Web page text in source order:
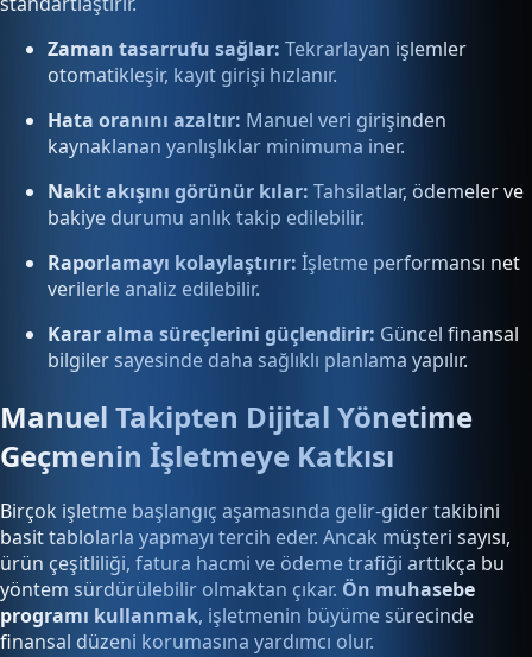
Zaman tasarrufu sağlar: Tekrarlayan işlemler
otomatikleşir, kayıt girişi hızlanır.
Hata oranını azaltır: Manuel veri girişinden
kaynaklanan yanlışlıklar minimuma iner.
Nakit akışını görünür kılar: Tahsilatlar, ödemeler ve
bakiye durumu anlık takip edilebilir.
Raporlamayı kolaylaştırır: İşletme performansı net
verilerle analiz edilebilir.
Karar alma süreçlerini güçlendirir: Güncel finansal
bilgiler sayesinde daha sağlıklı planlama yapılır.
Manuel Takipten Dijital Yönetime
Geçmenin İşletmeye Katkısı
Birçok işletme başlangıç aşamasında gelir-gider takibini
basit tablolarla yapmayı tercih eder. Ancak müşteri sayısı,
ürün çeşitliliği, fatura hacmi ve ödeme trafiği arttıkça bu
yöntem sürdürülebilir olmaktan çıkar. Ön muhasebe
programı kullanmak, işletmenin büyüme sürecinde
finansal düzeni korumasına yardımcı olur.